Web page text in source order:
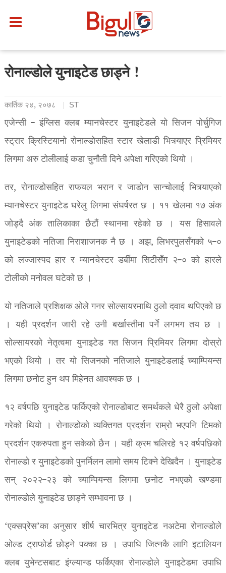
रोनाल्डोले युनाइटेड छाड्ने !
कार्तिक २४, २०७८ ST
एजेन्सी – इंग्लिस क्लब म्यानचेस्टर युनाइटेडले यो सिजन पोर्चुगिज
स्ट्रार क्रिस्टियानो रोनाल्डोसहित स्टार खेलाडी भित्र्याएर प्रिमियर
लिगमा अरु टोलीलाई कडा चुनौती दिने अपेक्षा गरिएको थियो ।
तर, रोनाल्डोसहित राफयल भरान र जाडोन सान्चोलाई भित्र्याएको
म्यानचेस्टर युनाइटेड घरेलु लिगमा संघर्षरत छ । ११ खेलमा १७ अंक
जोड्दै अंक तालिकाका छैटौं स्थानमा रहेको छ । यस हिसावले
युनाइटेडको नतिजा निराशाजनक नै छ । अझ, लिभरपुलसँगको ५–०
को लज्जास्पद हार र म्यानचेस्टर डर्बीमा सिटीसँग २–० को हारले
टोलीको मनोवल घटेको छ ।
यो नतिजाले प्रशिक्षक ओले गनर सोल्सायरमाथि ठुलो दवाव थपिएको छ
। यही प्रदर्शन जारी रहे उनी बर्खास्तीमा पर्ने लगभग तय छ ।
सोल्सायरको नेतृत्वमा युनाइटेड गत सिजन प्रिमियर लिगमा दोस्रो
भएको थियो । तर यो सिजनको नतिजाले युनाइटेडलाई च्याम्पियन्स
लिगमा छनोट हुन थप मिहेनत आवश्यक छ ।
१२ वर्षपछि युनाइटेड फर्किएको रोनाल्डोबाट समर्थकले धेरै ठुलो अपेक्षा
गरेको थियो । रोनाल्डोको व्यक्तिगत प्रदर्शन राम्रो भएपनि टिमको
प्रदर्शन एकरुपता हुन सकेको छैन । यही क्रम चलिरहे १२ वर्षपछिको
रोनाल्डो र युनाइटेडको पुनर्मिलन लामो समय टिक्ने देखिदैन । युनाइटेड
सन् २०२२–२३ को च्याम्पियन्स लिगमा छनोट नभएको खण्डमा
रोनाल्डोले युनाइटेड छाड्ने सम्भावना छ ।
‘एक्सप्रेस’का अनुसार शीर्ष चारभित्र युनाइटेड नअटेमा रोनाल्डोले
ओल्ड ट्राफोर्ड छोड्ने पक्का छ । उपाधि जित्नकै लागि इटालियन
क्लब युभेन्टसबाट इंग्ल्यान्ड फर्किएका रोनाल्डोले युनाइटेडमा उपाधि